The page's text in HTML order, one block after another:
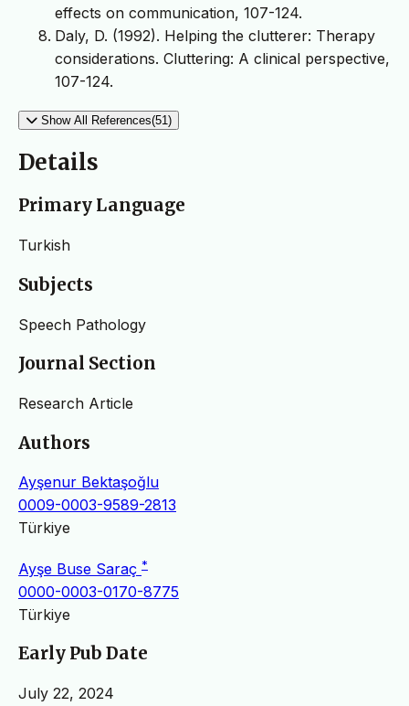
effects on communication, 107-124.
Daly, D. (1992). Helping the clutterer: Therapy
considerations. Cluttering: A clinical perspective,
107-124.
Show All References(51)
Details
Primary Language
Turkish
Subjects
Speech Pathology
Journal Section
Research Article
Authors
Ayşenur Bektaşoğlu
0009-0003-9589-2813
Türkiye
Ayşe Buse Saraç *
0000-0003-0170-8775
Türkiye
Early Pub Date
July 22, 2024